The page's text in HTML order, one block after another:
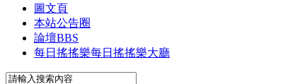
圖文頁
本站公告圈
論壇BBS
每日搖搖樂每日搖搖樂大廳